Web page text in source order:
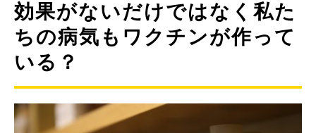
効果がないだけではなく私た
ちの病気もワクチンが作って
いる？